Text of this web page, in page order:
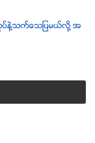
နဲ႔သက္ေသျပမယ္လုိ႔ အ